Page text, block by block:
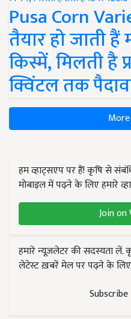
Pusa Corn
तैयार हो जाती
किस्में, मिलती है
क्विंटल तक
हम व्हाट्सएप पर हैं! कृषि से
मोबाइल में पढ़ने के लिए हमारे
Join on
हमारे न्यूज़लेटर की सदस्यता
लेटेस्ट ख़बरें मेल पर पढ़ने के